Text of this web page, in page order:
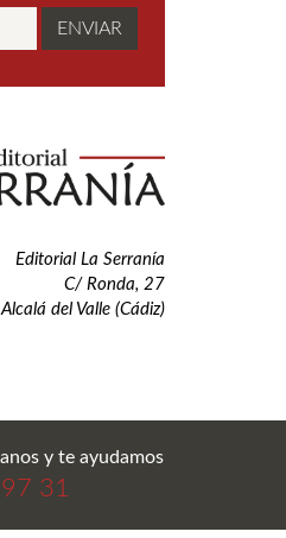
Editorial La Serranía
C/ Ronda, 27
del Valle (Cádiz)
y te ayudamos
31